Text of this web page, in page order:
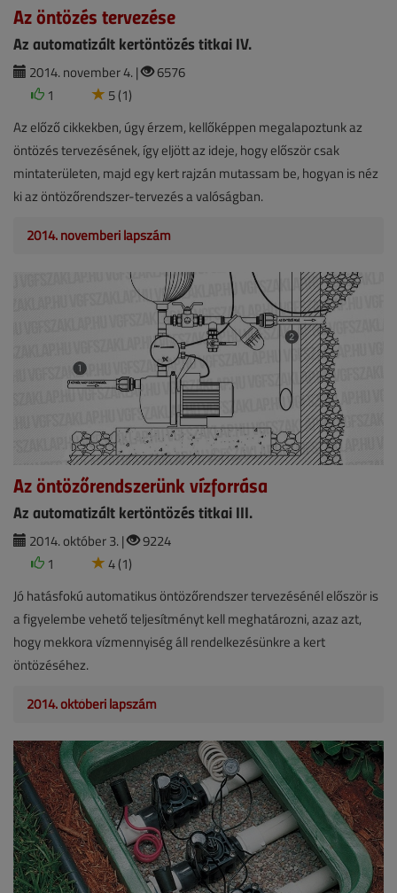
Az öntözés tervezése
Az automatizált kertöntözés titkai IV.
2014. november 4. |
6576
1
5 (1)
Az előző cikkekben, úgy érzem, kellőképpen megalapoztunk az
öntözés tervezésének, így eljött az ideje, hogy először csak
mintaterületen, majd egy kert rajzán mutassam be, hogyan is néz
ki az öntözőrendszer-tervezés a valóságban.
2014. novemberi lapszám
Az öntözőrendszerünk vízforrása
Az automatizált kertöntözés titkai III.
2014. október 3. |
9224
1
4 (1)
Jó hatásfokú automatikus öntözőrendszer tervezésénél először is
a figyelembe vehető teljesítményt kell meghatározni, azaz azt,
hogy mekkora vízmennyiség áll rendelkezésünkre a kert
öntözéséhez.
2014. októberi lapszám